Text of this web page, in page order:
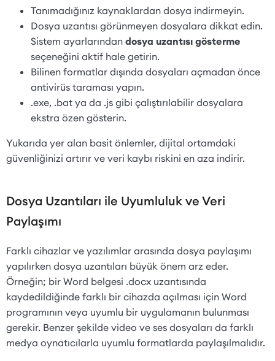
Tanımadığınız kaynaklardan dosya indirmeyin.
Dosya uzantısı görünmeyen dosyalara dikkat edin.
Sistem ayarlarından dosya uzantısı gösterme
seçeneğini aktif hale getirin.
Bilinen formatlar dışında dosyaları açmadan önce
antivirüs taraması yapın.
.exe, .bat ya da .js gibi çalıştırılabilir dosyalara
ekstra özen gösterin.
Yukarıda yer alan basit önlemler, dijital ortamdaki
güvenliğinizi artırır ve veri kaybı riskini en aza indirir.
Dosya Uzantıları ile Uyumluluk ve Veri
Paylaşımı
Farklı cihazlar ve yazılımlar arasında dosya paylaşımı
yapılırken dosya uzantıları büyük önem arz eder.
Örneğin; bir Word belgesi .docx uzantısında
kaydedildiğinde farklı bir cihazda açılması için Word
programının veya uyumlu bir uygulamanın bulunması
gerekir. Benzer şekilde video ve ses dosyaları da farklı
medya oynatıcılarla uyumlu formatlarda paylaşılmalıdır.